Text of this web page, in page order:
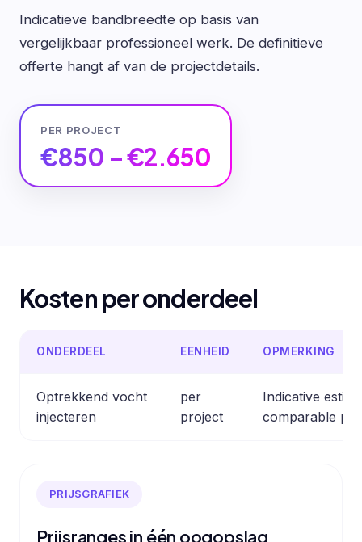
Indicatieve bandbreedte op basis van
vergelijkbaar professioneel werk. De definitieve
offerte hangt af van de projectdetails.
PER PROJECT
€850 – €2.650
Kosten per onderdeel
ONDERDEEL EENHEID OPMERKING
Optrekkend vocht
injecteren
per
project
Indicative
comparable
PRIJSGRAFIEK
Prijsranges in één oogopslag